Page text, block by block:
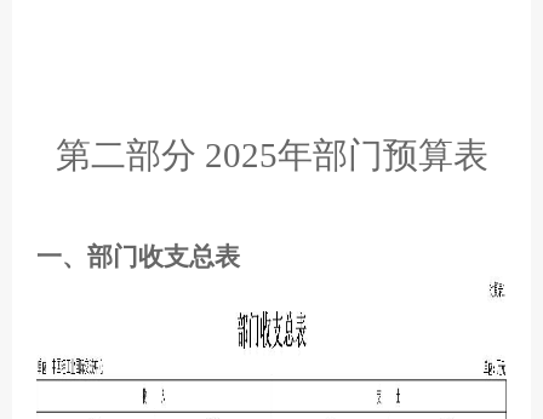
第二部分 2025年部门预算表
一、部门收支总表